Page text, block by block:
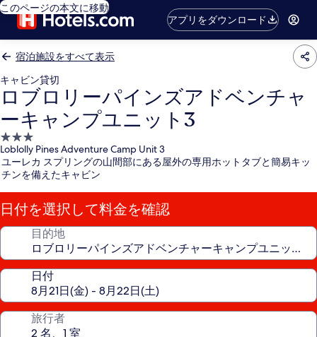
このページの本文に移動
アプリをダウンロード
宿泊施設をすべて表示
キャビン貸切
ロブロリーパインズアドベンチャ
ーキャンプユニット3
3.0
つ
星
宿
泊
施
設
Loblolly Pines Adventure Camp Unit 3
ユーレカ スプリングの山間部にある屋外の専用ホットタブと簡易キッ
チンを備えたキャビン
日付を選択して料金を確認
目的地
日付
旅行者